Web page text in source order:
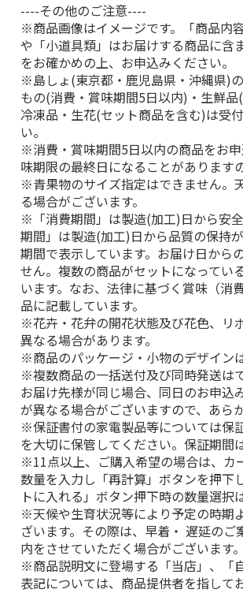
----その他のご注意----
※商品画像はイメージです。「商品内
や「小道具類」はお届けする商品に含
をお確かめの上、お申込みください。
※島しょ(東京都・鹿児島県・沖縄県)
もの(消費・賞味期間5日以内)・生鮮
冷凍品・生花(セット商品を含む)は受
い。
※消費・賞味期間5日以内の商品をお
味期限の最終日になることがあります
※青果物のサイズ指定はできません。
る場合がございます。
※「消費期間」は製造(加工)日から安
期間」は製造(加工)日から品質の保持
期間で表示しています。お届け日から
せん。複数の商品がセットになってい
います。なお、法律に基づく賞味（消
品に記載しています。
※花卉・花弁の開花状態及び花色、リ
異なる場合があります。
※商品のパッケージ・小物のデザイン
※複数商品の一括送付及び同時発送は
お届け先様が同じ場合、同日のお申込
が異なる場合がございますので、あら
※保証書付の家電製品等については保
を大切に保管してください。保証期間
※11点以上、ご購入希望の場合は、カ
数量を入力し「再計算」ボタンを押下
トに入れる」ボタン押下時の数量選択
※天候や生育状況等により予定の時期
ざいます。その際は、早着・ 遅延の
内をさせていただく場合がございます。
※商品説明文に登場する「当店」、「
表記については、商品提供者を指して